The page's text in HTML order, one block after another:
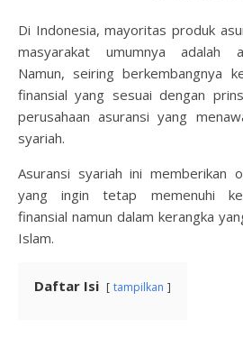
Di Indonesia, mayoritas produk asuransi yang dikenal oleh
masyarakat umumnya adalah
Namun, seiring berkembangnya
finansial yang sesuai dengan
perusahaan asuransi yang
syariah.
Asuransi syariah ini memberikan
yang ingin tetap memenuhi
finansial namun dalam kerangka
Islam.
Daftar Isi tampilkan